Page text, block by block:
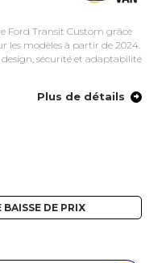
Ford Transit Custom grâce
les modèles à partir de 2024.
design, sécurité et adaptabilité
Plus de détails
DE PRIX